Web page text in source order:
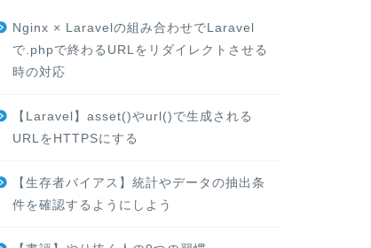
Nginx × Laravelの組み合わせでLaravel
で.phpで終わるURLをリダイレクトさせる
時の対応
【Laravel】asset()やurl()で生成される
URLをHTTPSにする
【生存者バイアス】統計やデータの抽出条
件を確認するようにしよう